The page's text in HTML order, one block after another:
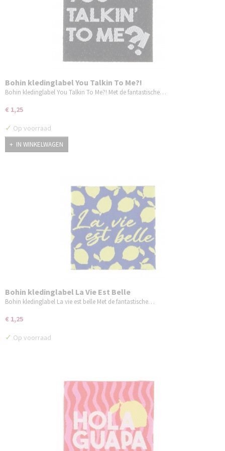
Bohin kledinglabel You Talkin To Me?!
Bohin kledinglabel You Talkin To Me?! Met de fantastische…
€ 1,25
✓ Op voorraad
IN WINKELWAGEN
Bohin kledinglabel La Vie Est Belle
Bohin kledinglabel La vie est belle Met de fantastische…
€ 1,25
✓ Op voorraad